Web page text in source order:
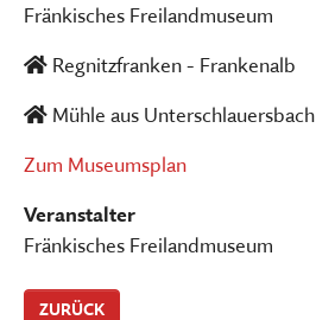
Fränkisches Freilandmuseum
Regnitzfranken - Frankenalb
Mühle aus Unterschlauersbach
Zum Museumsplan
Veranstalter
Fränkisches Freilandmuseum
ZURÜCK